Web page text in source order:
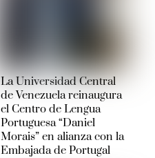
La Universidad Central
de Venezuela reinaugura
el Centro de Lengua
Portuguesa “Daniel
Morais” en alianza con la
Embajada de Portugal